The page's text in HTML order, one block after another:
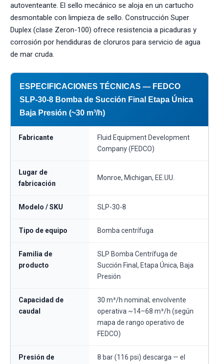
autoventeante. El sello mecánico se aloja en un cartucho
desmontable con limpieza de sello. Construcción Super
Duplex (clase Zeron-100) ofrece resistencia a picaduras y
corrosión por hendiduras de cloruros para servicio de agua
de mar cruda.
ESPECIFICACIONES TÉCNICAS — FEDCO
SLP-30-8 Bomba de Succión Final Etapa Única
Baja Presión (~30 m³/h)
Fabricante
Fluid Equipment Development
Company (FEDCO)
Lugar de
fabricación
Monroe, Michigan, EE.UU.
Modelo / SKU SLP-30-8
Tipo de equipo Bomba centrífuga
Familia de
producto
SLP Bomba Centrífuga de
Succión Final, Etapa Única, Baja
Presión
Capacidad de
caudal
30 m³/h nominal; envolvente
operativa ~14–68 m³/h (según
mapa de rango operativo de
FEDCO)
Presión de
8 bar (116 psi) descarga — el